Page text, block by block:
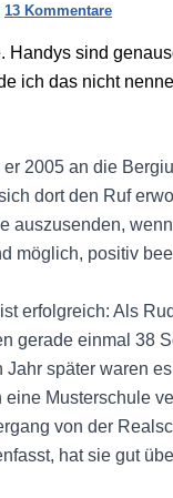
13 Kommentare
Handys sind
ich das nicht
2005 an die
dort den Ruf
möglich, positiv
erfolgreich: Als
gerade einmal 38
später waren
Musterschule
von der
hat sie gut